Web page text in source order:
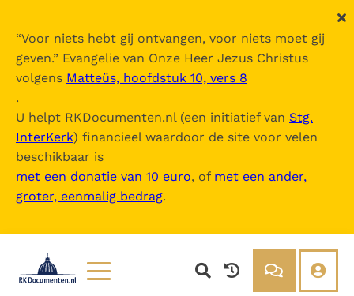
“Voor niets hebt gij ontvangen, voor niets moet gij
geven.” Evangelie van Onze Heer Jezus Christus
volgens Matteüs, hoofdstuk 10, vers 8
.
U helpt RKDocumenten.nl (een initiatief van Stg.
InterKerk) financieel waardoor de site voor velen
beschikbaar is
met een donatie van 10 euro, of met een ander,
groter, eenmalig bedrag.
De Bijbel
Inhoudsopgave
uitklappen
- Oude Testament
- Exodus
- Numeri
- Deuteronomium